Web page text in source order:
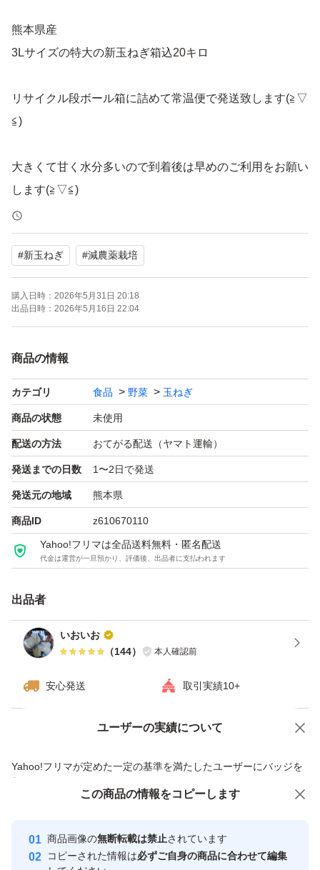
熊本県産
3Lサイズの特大の新玉ねぎ箱込20キロ
リサイクル段ボール箱に詰めて常温便で発送致します(≧▽
≦)
大きくて甘く水分多いので到着後は早めのご利用をお願い
します(≧▽≦)
種類→玉ねぎ
数量→箱込20キロ
サイズ→3Lサイズ
話題の 激ウマ玉ねぎレシピ
玉ねぎに切れ込み入れてバターとコンソメ挟んで胡椒振っ
今が旬の新玉ねぎがあまくておいしいー(*≧∀≦*)
今年 初収穫の熊本県産の新玉ねぎです(*^^*)豊かな自然
水が美味しい！熊本
B級品 期間限定出品ですので 無くなり次第終了です最安
値のため 早い者勝ちになります(>o<")
今が旬の 新玉ねぎを皆様味わってください！柔らかいで
す新玉ねぎ特徴の 甘み
玉ねぎ嫌いのおこさまでも 大好きになりますよ(*≧∀≦*)新
いところに保存して下さい！
箱は 空き箱を使用します。箱こみで20キロです
#新玉ねぎ #減農薬栽培
購入日時： 2026年5月31日 20:18
出品日時： 2026年5月16日 22:04
商品の情報
カテゴリ 食品 野菜 玉ねぎ
商品の状態 未使用
配送の方法 おてがる配送（ヤマト運輸）
発送までの日数 1〜2日で発送
発送元の地域 熊本県
商品ID z610670110
Yahoo!フリマは全品送料無料・匿名配送
代金は運営が一旦預かり、評価後、出品者に支払われます
出品者
いおいお
（144） 本人確認前
安心発送 取引実績10+
ユーザーの実績について
Yahoo!フリマが定めた一定の基準を満たしたユーザーにバッジを
付与しています
安心取引出品者
心・安全なユーザーです
価格の相談 商品への質問
この商品の情報をコピーします
商品画像の無断転載は禁止されています
コピーされた情報は必ずご自身の商品に合わせて編集
この商品をみている人にオススメ